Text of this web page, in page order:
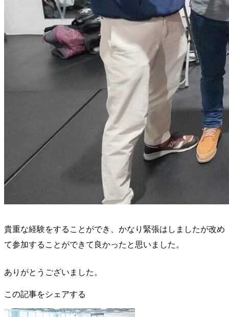
貴重な経験をすることができ、かなり緊張はしましたが改め
て参加することができて良かったと思いました。
ありがとうございました。
この記事をシェアする